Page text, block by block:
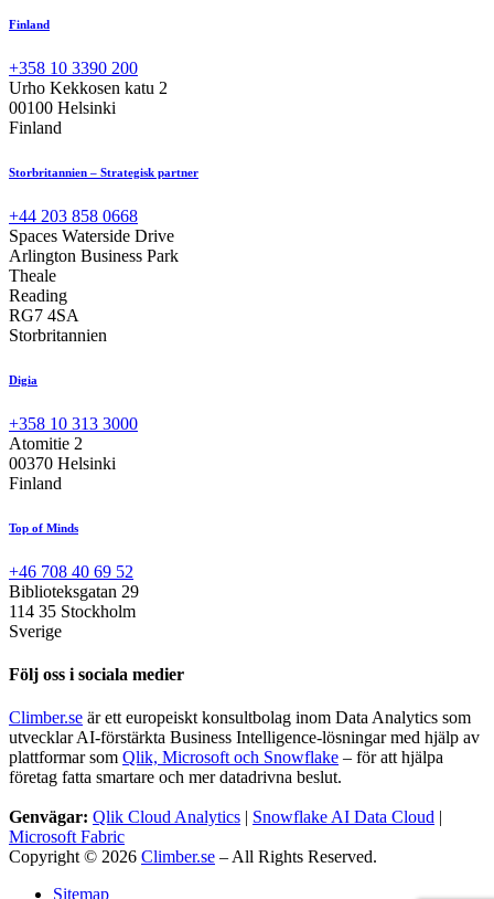
Finland
+358 10 3390 200
Urho Kekkosen katu 2
00100 Helsinki
Finland
Storbritannien – Strategisk partner
+44 203 858 0668
Spaces Waterside Drive
Arlington Business Park
Theale
Reading
RG7 4SA
Storbritannien
Digia
+358 10 313 3000
Atomitie 2
00370 Helsinki
Finland
Top of Minds
+46 708 40 69 52
Biblioteksgatan 29
114 35 Stockholm
Sverige
Följ oss i sociala medier
Climber.se är ett europeiskt konsultbolag inom Data Analytics som
utvecklar AI-förstärkta Business Intelligence-lösningar med hjälp av
plattformar som Qlik, Microsoft och Snowflake – för att hjälpa
företag fatta smartare och mer datadrivna beslut.
Genvägar: Qlik Cloud Analytics | Snowflake AI Data Cloud |
Microsoft Fabric
Copyright © 2026 Climber.se – All Rights Reserved.
Sitemap